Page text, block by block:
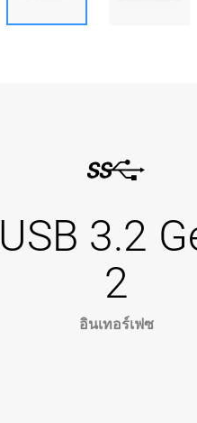
USB 3.2
2
อินเทอร์เฟซ